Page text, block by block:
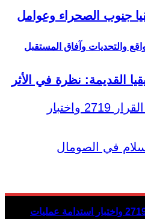
والتحديات وآفاق المستقبل
متلازمة مقديشو: القرار 2719 واختبار استدامة عمليات
جنوب الصحراء وعوامل
القديمة: نظرة في الأثر